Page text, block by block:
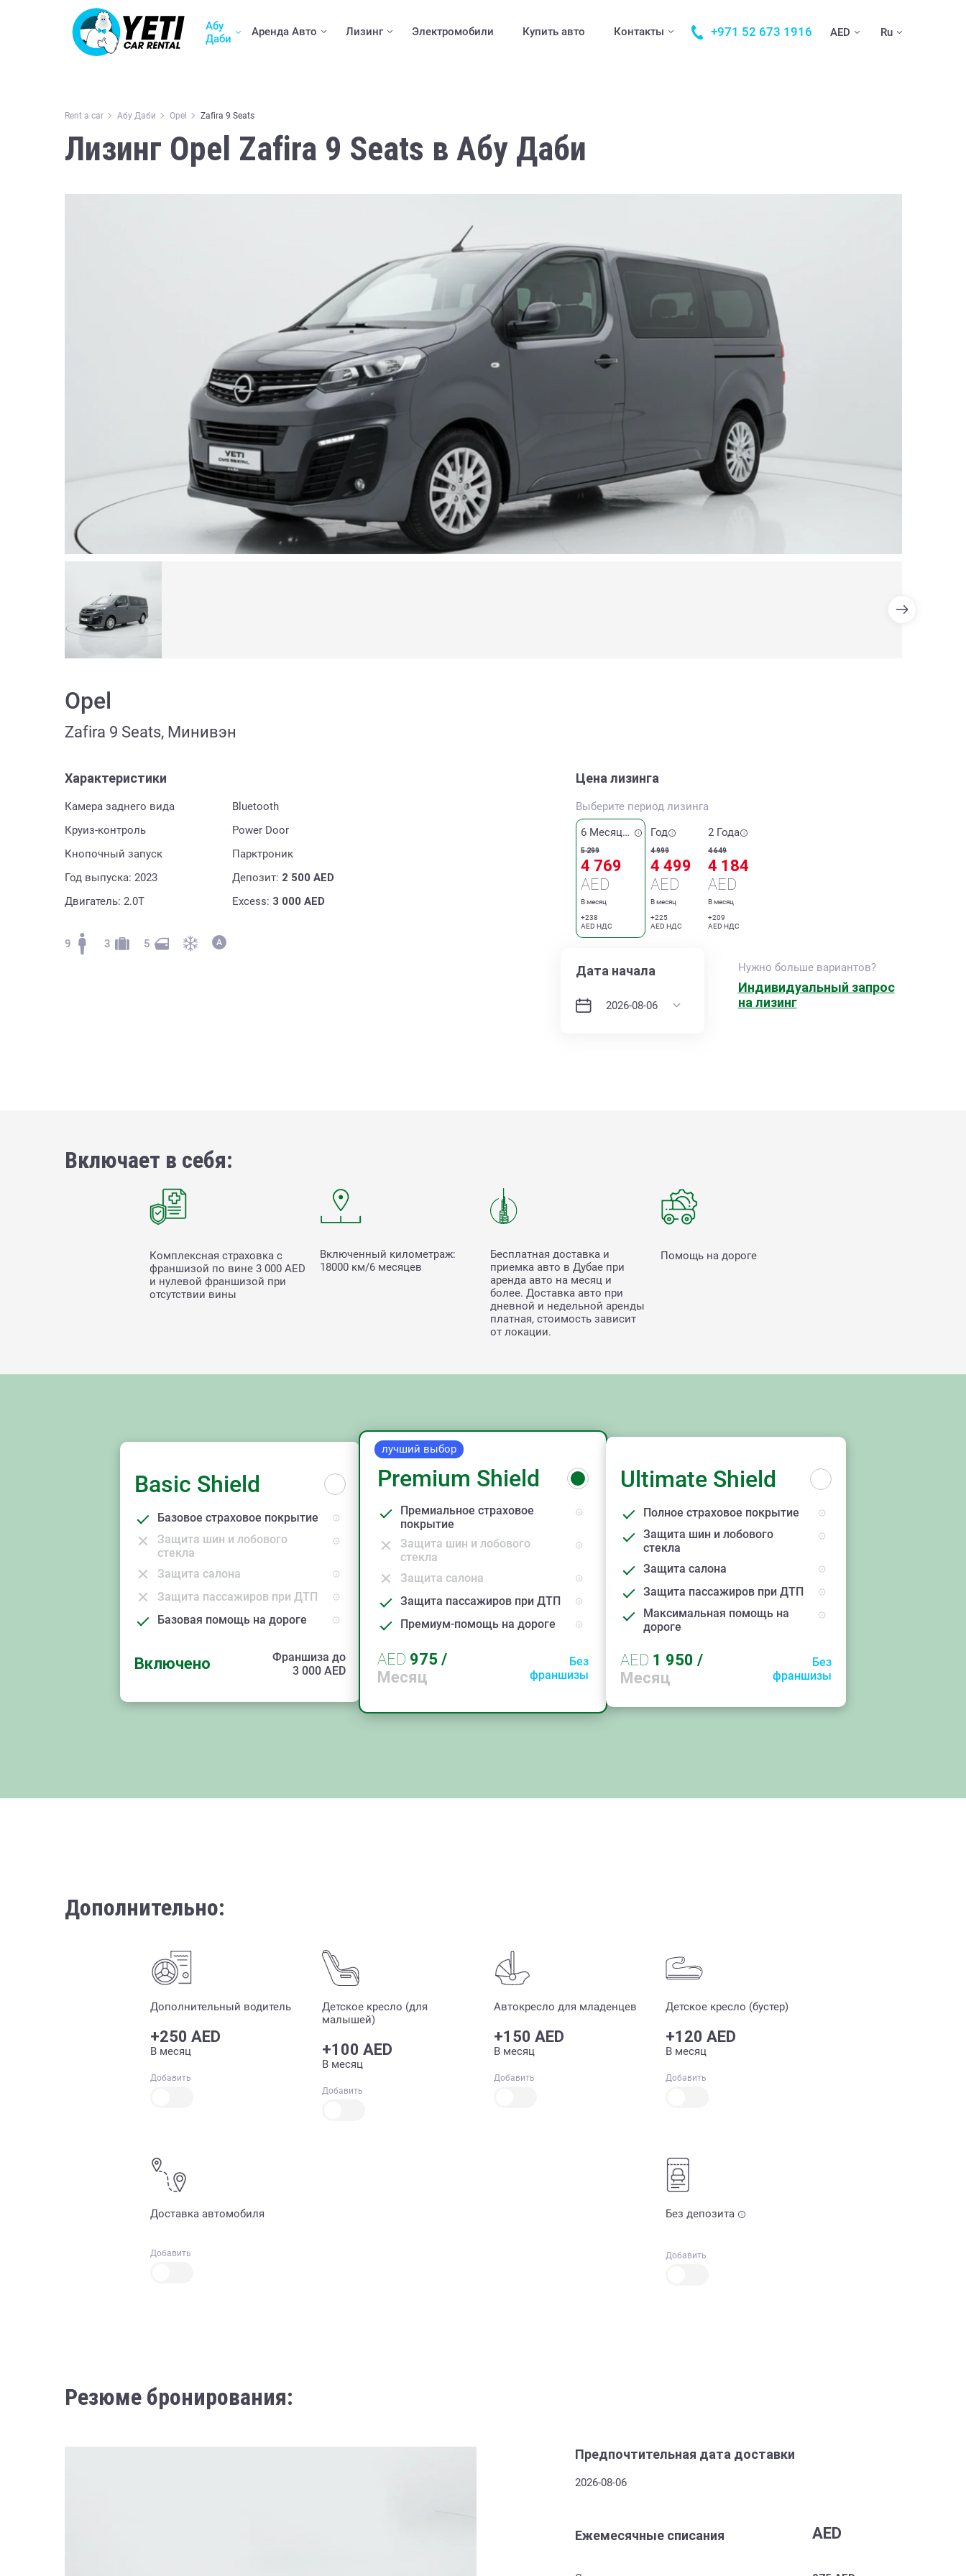
Абу
Даби
Аренда Авто Лизинг Электромобили Купить авто Контакты +971 52 673 1916 AED Ru
Rent a car Абу Даби Opel Zafira 9 Seats
Лизинг Opel Zafira 9 Seats в Абу Даби
Opel
Zafira 9 Seats, Минивэн
Характеристики
Камера заднего вида
Круиз-контроль
Кнопочный запуск
Год выпуска: 2023
Двигатель: 2.0T
Bluetooth
Power Door
Парктроник
Депозит: 2 500 AED
Excess: 3 000 AED
9 3 5
Цена лизинга
Выберите период лизинга
6 Месяцев
5 299
4 769
AED
В месяц
+238
AED НДС
Год
4 999
4 499
AED
В месяц
+225
AED НДС
2 Года
4 649
4 184
AED
В месяц
+209
AED НДС
Дата начала Нужно больше вариантов?
Индивидуальный запрос
на лизинг
Включает в себя:
Комплексная страховка с
франшизой по вине 3 000 AED
и нулевой франшизой при
отсутствии вины
Включенный километраж:
18000 км/6 месяцев
Бесплатная доставка и
приемка авто в Дубае при
аренда авто на месяц и
более. Доставка авто при
дневной и недельной аренды
платная, стоимость зависит
от локации.
Помощь на дороге
Basic Shield
Базовое страховое покрытие
Защита шин и лобового
стекла
Защита салона
Защита пассажиров при ДТП
Базовая помощь на дороге
Включено
Франшиза до
3 000 AED
лучший выбор
Premium Shield
Премиальное страховое
покрытие
Защита шин и лобового
стекла
Защита салона
Защита пассажиров при ДТП
Премиум-помощь на дороге
AED 975 /
Месяц
Без
франшизы
Ultimate Shield
Полное страховое покрытие
Защита шин и лобового
стекла
Защита салона
Защита пассажиров при ДТП
Максимальная помощь на
дороге
AED 1 950 /
Месяц
Без
франшизы
Дополнительно:
Дополнительный водитель
+250 AED
В месяц
Добавить
Детское кресло (для
малышей)
+100 AED
В месяц
Добавить
Автокресло для младенцев
+150 AED
В месяц
Добавить
Детское кресло (бустер)
+120 AED
В месяц
Добавить
Доставка автомобиля
Добавить
Без депозита
Добавить
Резюме бронирования:
Предпочтительная дата доставки
2026-08-06
Ежемесячные списания AED